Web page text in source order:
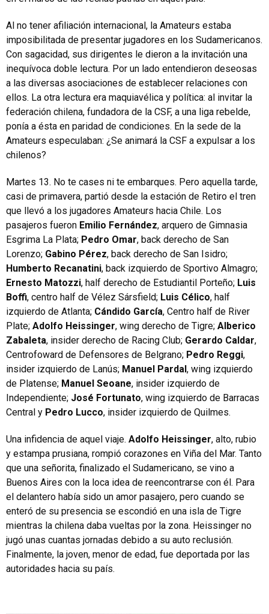
Al no tener afiliación internacional, la Amateurs estaba
imposibilitada de presentar jugadores en los Sudamericanos.
Con sagacidad, sus dirigentes le dieron a la invitación una
inequívoca doble lectura. Por un lado entendieron deseosas
a las diversas asociaciones de establecer relaciones con
ellos. La otra lectura era maquiavélica y política: al invitar la
federación chilena, fundadora de la CSF, a una liga rebelde,
ponía a ésta en paridad de condiciones. En la sede de la
Amateurs especulaban: ¿Se animará la CSF a expulsar a los
chilenos?
Martes 13. No te cases ni te embarques. Pero aquella tarde,
casi de primavera, partió desde la estación de Retiro el tren
que llevó a los jugadores Amateurs hacia Chile. Los
pasajeros fueron Emilio Fernández, arquero de Gimnasia
Esgrima La Plata; Pedro Omar, back derecho de San
Lorenzo; Gabino Pérez, back derecho de San Isidro;
Humberto Recanatini, back izquierdo de Sportivo Almagro;
Ernesto Matozzi, half derecho de Estudiantil Porteño; Luis
Boffi, centro half de Vélez Sársfield; Luis Célico, half
izquierdo de Atlanta; Cándido García, Centro half de River
Plate; Adolfo Heissinger, wing derecho de Tigre; Alberico
Zabaleta, insider derecho de Racing Club; Gerardo Caldar,
Centrofoward de Defensores de Belgrano; Pedro Reggi,
insider izquierdo de Lanús; Manuel Pardal, wing izquierdo
de Platense; Manuel Seoane, insider izquierdo de
Independiente; José Fortunato, wing izquierdo de Barracas
Central y Pedro Lucco, insider izquierdo de Quilmes.
Una infidencia de aquel viaje. Adolfo Heissinger, alto, rubio
y estampa prusiana, rompió corazones en Viña del Mar. Tanto
que una señorita, finalizado el Sudamericano, se vino a
Buenos Aires con la loca idea de reencontrarse con él. Para
el delantero había sido un amor pasajero, pero cuando se
enteró de su presencia se escondió en una isla de Tigre
mientras la chilena daba vueltas por la zona. Heissinger no
jugó unas cuantas jornadas debido a su auto reclusión.
Finalmente, la joven, menor de edad, fue deportada por las
autoridades hacia su país.